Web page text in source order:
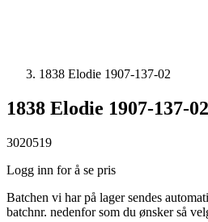
1838 Elodie 1907-137-02
1838 Elodie 1907-137-02
3020519
Logg inn for å se pris
Batchen vi har på lager sendes
batchnr. nedenfor som du ønsker så